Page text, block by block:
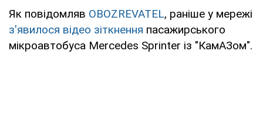
Як повідомляв OBOZREVATEL, раніше у мережі
з'явилося відео зіткнення пасажирського
мікроавтобуса Mercedes Sprinter із "КамАЗом".